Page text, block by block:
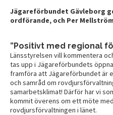
Jägareförbundet Gävleborg
ordförande, och Per
”Positivt med regional
Länsstyrelsen vill kommentera
tas upp i Jägareförbundets
framföra att Jägareförbundet är
och samråd om
samarbetsklimat! Därför har vi
kommit överens om ett möte
rovdjursförvaltningen i länet.